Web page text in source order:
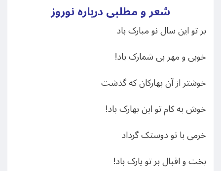
شعر و مطلبی درباره نوروز
بر تو این سال نو مبارک باد
خوبی و مهر بی شمارک باد!
خوشتر از آن بهارکان که گذشت
خوش به کام تو این بهارک باد!
خرمی با تو دوستک گرداد
بخت و اقبال بر تو یارک باد!